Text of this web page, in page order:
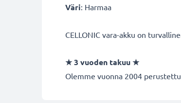
Väri: Harmaa
CELLONIC vara-akku on
★3 vuoden takuu★
Olemme vuonna 2004